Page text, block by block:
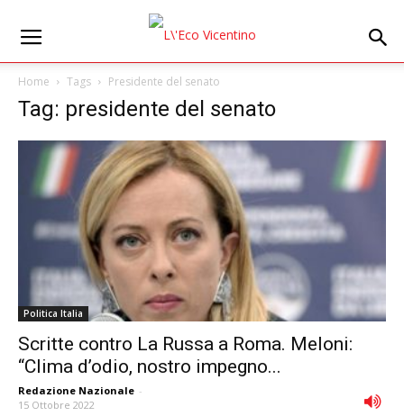
Home Tags Presidente del senato
Tag: presidente del senato
Politica Italia
Scritte contro La Russa a Roma. Meloni:
“Clima d’odio, nostro impegno...
Redazione Nazionale -
15 Ottobre 2022